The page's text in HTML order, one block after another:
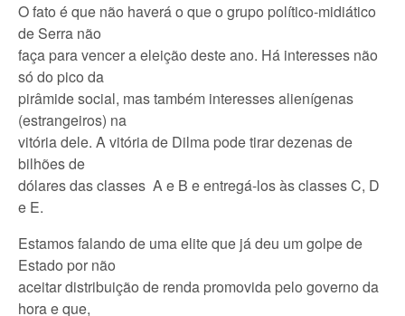
O fato é que não haverá o que o grupo político-midiático
de Serra não
faça para vencer a eleição deste ano. Há interesses não
só do pico da
pirâmide social, mas também interesses alienígenas
(estrangeiros) na
vitória dele. A vitória de Dilma pode tirar dezenas de
bilhões de
dólares das classes A e B e entregá-los às classes C, D
e E.
Estamos falando de uma elite que já deu um golpe de
Estado por não
aceitar distribuição de renda promovida pelo governo da
hora e que,